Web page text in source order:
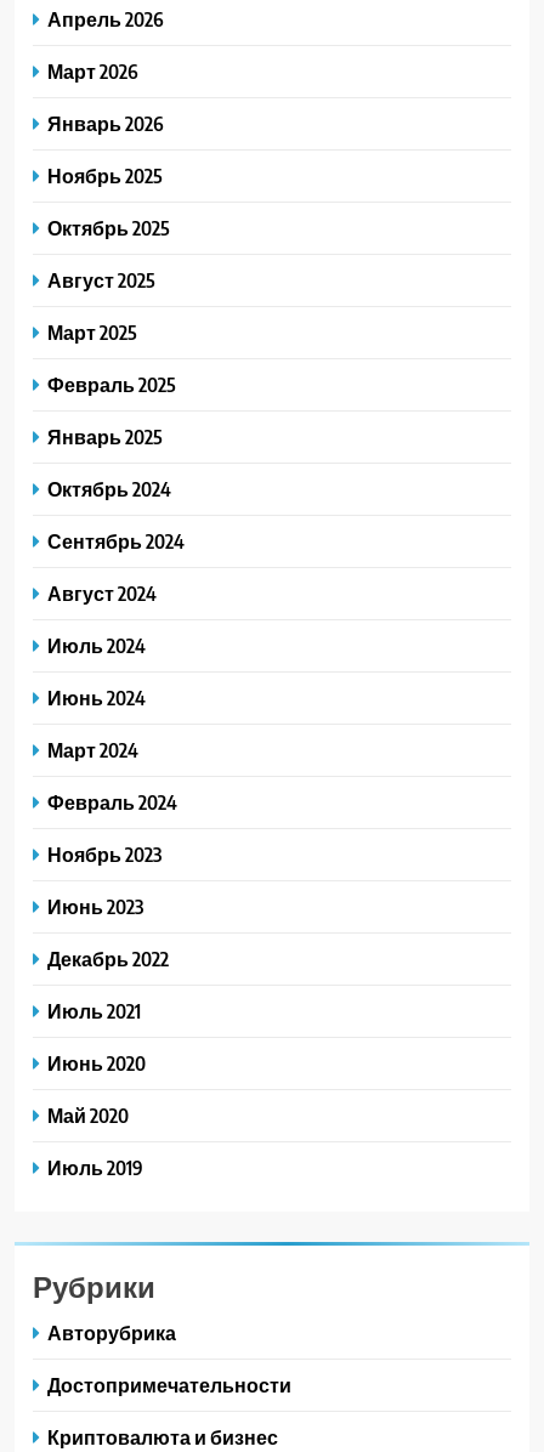
Апрель 2026
Март 2026
Январь 2026
Ноябрь 2025
Октябрь 2025
Август 2025
Март 2025
Февраль 2025
Январь 2025
Октябрь 2024
Сентябрь 2024
Август 2024
Июль 2024
Июнь 2024
Март 2024
Февраль 2024
Ноябрь 2023
Июнь 2023
Декабрь 2022
Июль 2021
Июнь 2020
Май 2020
Июль 2019
Рубрики
Авторубрика
Достопримечательности
Криптовалюта и бизнес